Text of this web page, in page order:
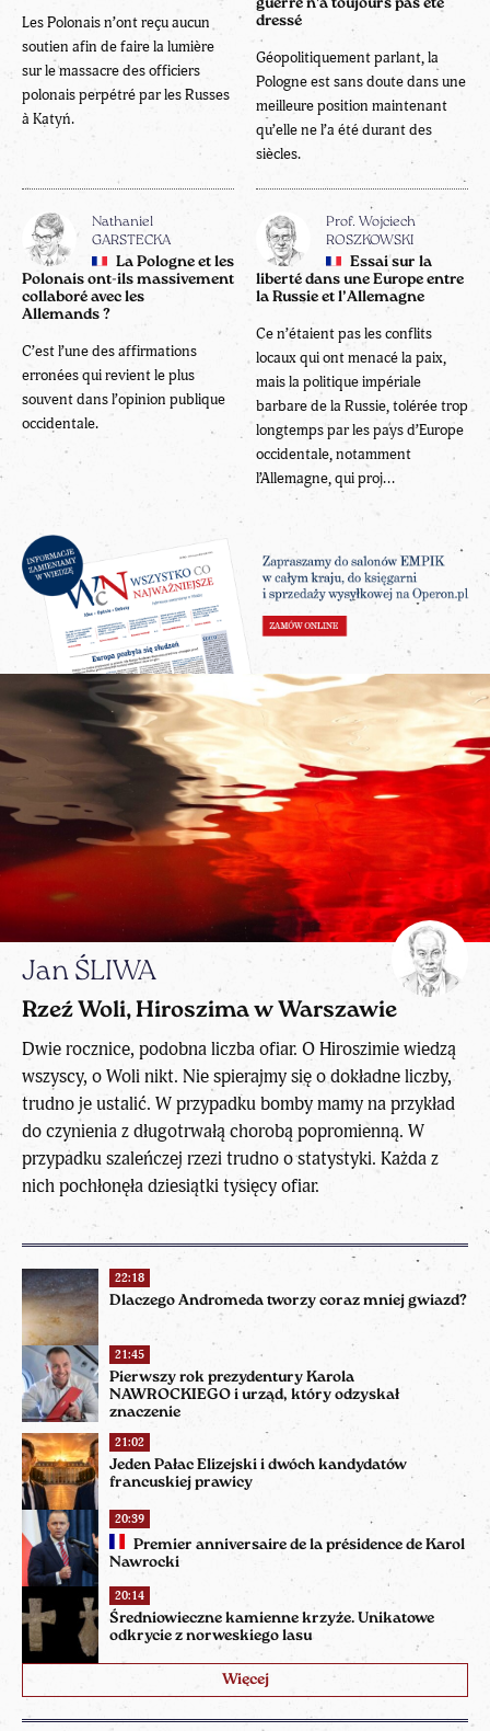
Les Polonais n’ont reçu aucun
soutien afin de faire la lumière
sur le massacre des officiers
polonais perpétré par les Russes
à Katyń.
guerre n'a toujours pas été
dressé
Géopolitiquement parlant, la
Pologne est sans doute dans une
meilleure position maintenant
qu’elle ne l’a été durant des
siècles.
Nathaniel
GARSTECKA
La Pologne et les
Polonais ont-ils massivement
collaboré avec les
Allemands ?
C’est l’une des affirmations
erronées qui revient le plus
souvent dans l’opinion publique
occidentale.
Prof. Wojciech
ROSZKOWSKI
Essai sur la
liberté dans une Europe entre
la Russie et l’Allemagne
Ce n’étaient pas les conflits
locaux qui ont menacé la paix,
mais la politique impériale
barbare de la Russie, tolérée trop
longtemps par les pays d’Europe
occidentale, notamment
l’Allemagne, qui proj...
22:18
Dlaczego Andromeda tworzy coraz mniej gwiazd?
21:45
Pierwszy rok prezydentury Karola
NAWROCKIEGO i urząd, który odzyskał
znaczenie
21:02
Jeden Pałac Elizejski i dwóch kandydatów
francuskiej prawicy
20:39
Premier anniversaire de la présidence de Karol
Nawrocki
20:14
Średniowieczne kamienne krzyże. Unikatowe
odkrycie z norweskiego lasu
Więcej
Jan ŚLIWA
Rzeź Woli, Hiroszima w Warszawie
Dwie rocznice, podobna liczba ofiar. O Hiroszimie wiedzą
wszyscy, o Woli nikt. Nie spierajmy się o dokładne liczby,
trudno je ustalić. W przypadku bomby mamy na przykład
do czynienia z długotrwałą chorobą popromienną. W
przypadku szaleńczej rzezi trudno o statystyki. Każda z
nich pochłonęła dziesiątki tysięcy ofiar.